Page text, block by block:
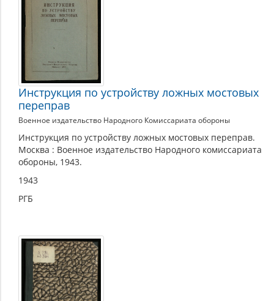
Инструкция по устройству ложных мостовых
переправ
Военное издательство Народного Комиссариата обороны
Инструкция по устройству ложных мостовых переправ.
Москва : Военное издательство Народного комиссариата
обороны, 1943.
1943
РГБ